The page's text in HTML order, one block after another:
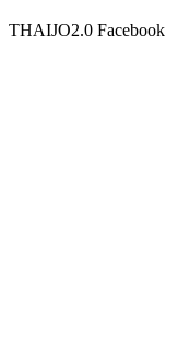
THAIJO2.0 Facebook